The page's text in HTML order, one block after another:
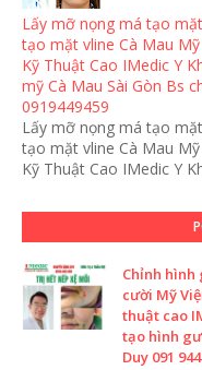
Lấy mỡ nọng má tạo
tạo mặt vline Cà Mau
Kỹ Thuật Cao IMedic Y
mỹ Cà Mau Sài Gòn Bs
0919449459
Lấy mỡ nọng má tạo
tạo mặt vline Cà Mau
Kỹ Thuật Cao IMedic Y
Chỉnh hình
cười Mỹ
thuật cao
tạo hình
Duy 091